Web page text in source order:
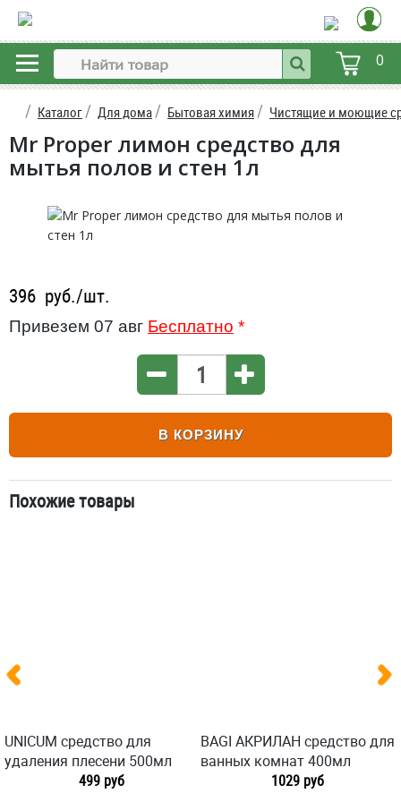
0
Каталог Для дома Бытовая химия Чистящие и моющие
Mr Proper лимон средство для
мытья полов и стен 1л
396 руб./шт.
Привезем 07 авг Бесплатно *
В КОРЗИНУ
Похожие товары
UNICUM средство для
удаления плесени 500мл
499 руб
BAGI АКРИЛАН средство для
ванных комнат 400мл
1029 руб